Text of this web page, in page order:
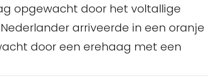
opgewacht door het voltallige
arriveerde in een oranje
door een erehaag met een